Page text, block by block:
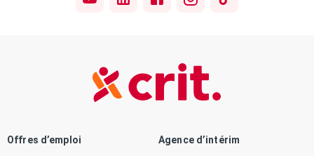
Offres d’emploi Agence d’intérim